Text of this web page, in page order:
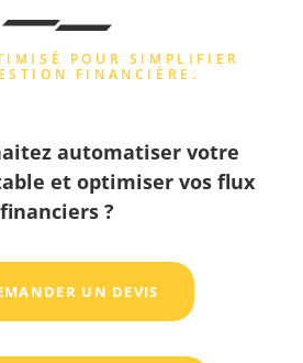
POUR SIMPLIFIER
FINANCIÈRE.
automatiser votre
et optimiser vos flux
financiers ?
UN DEVIS